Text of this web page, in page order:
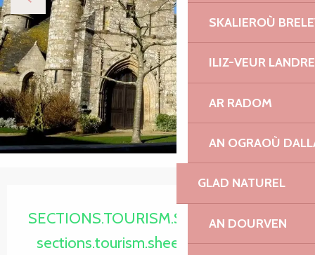
SKALIEROÙ
ILIZ-VEUR
AR RADOM
AN OGRAOÙ
GLAD NATUREL
AN DOURVEN
sections.tourism.sheet.periods.today